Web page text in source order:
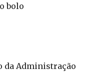
bolo
da Administração